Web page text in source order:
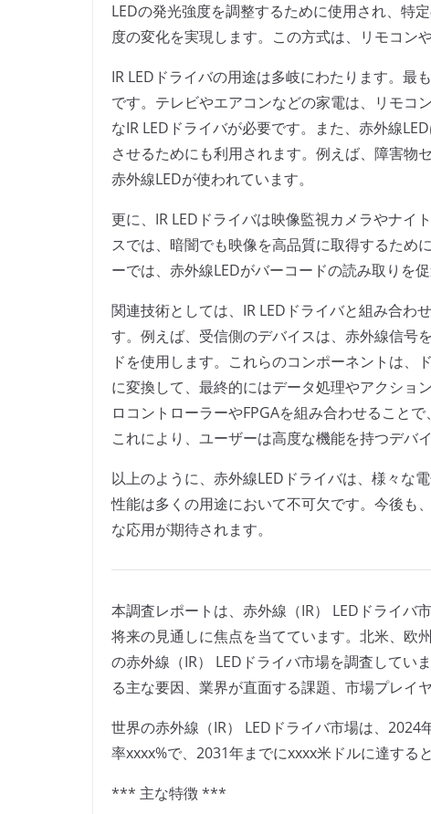
LEDの発光強度を調整するために使用され、特
度の変化を実現します。この方式は、リモコン
IR LEDドライバの用途は多岐にわたります。最
です。テレビやエアコンなどの家電は、リモコ
なIR LEDドライバが必要です。また、赤外線
させるためにも利用されます。例えば、障害物
赤外線LEDが使われています。
更に、IR LEDドライバは映像監視カメラやナイ
スでは、暗闇でも映像を高品質に取得するため
ーでは、赤外線LEDがバーコードの読み取りを
関連技術としては、IR LEDドライバと組み合わ
す。例えば、受信側のデバイスは、赤外線信号
ドを使用します。これらのコンポーネントは
に変換して、最終的にはデータ処理やアクショ
ロコントローラーやFPGAを組み合わせること
これにより、ユーザーは高度な機能を持つデバ
以上のように、赤外線LEDドライバは、様々な
性能は多くの用途において不可欠です。今後も
な応用が期待されます。
本調査レポートは、赤外線（IR） LEDドライバ
将来の見通しに焦点を当てています。北米、欧
の赤外線（IR） LEDドライバ市場を調査してい
る主な要因、業界が直面する課題、市場プレイ
世界の赤外線（IR） LEDドライバ市場は、
率xxxx%で、2031年までにxxxx米ドルに達する
*** 主な特徴 ***